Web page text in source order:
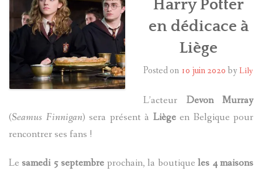
HARRY POTTER
LES ACTEURS
J.K. ROWLING
A PROPOS
Harry Potter
en dédicace à
Liège
Posted on 10 juin 2020by Lily
L’acteur Devon Murray
(Seamus Finnigan) sera présent à Liègeen Belgique pour
rencontrer ses fans !
Lesamedi 5 septembre prochain, la boutiqueles 4 maisons